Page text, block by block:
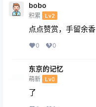
bobo
积累 Lv2
点点赞赏，手留余香
0 0
东京的记忆
萌新 Lv0
了